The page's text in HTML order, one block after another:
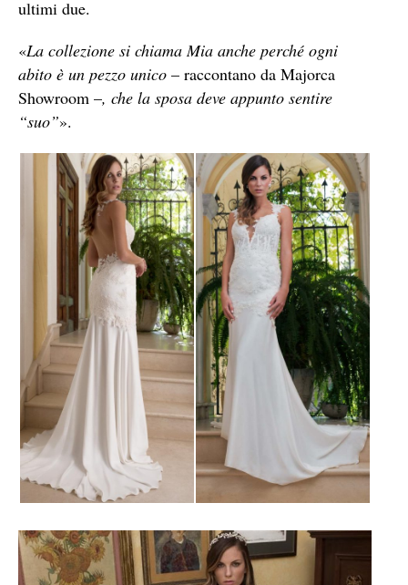
ultimi due.
«La collezione si chiama Mia anche perché ogni
abito è un pezzo unico – raccontano da Majorca
Showroom –, che la sposa deve appunto sentire
“suo”».